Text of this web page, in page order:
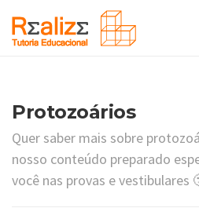
Protozoários
Quer saber mais sobre
nosso conteúdo preparado
você nas provas e vestibulares